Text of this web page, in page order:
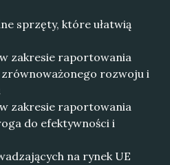
sprzęty, które ułatwią
zakresie raportowania
zrównoważonego rozwoju i
zakresie raportowania
do efektywności i
na rynek UE